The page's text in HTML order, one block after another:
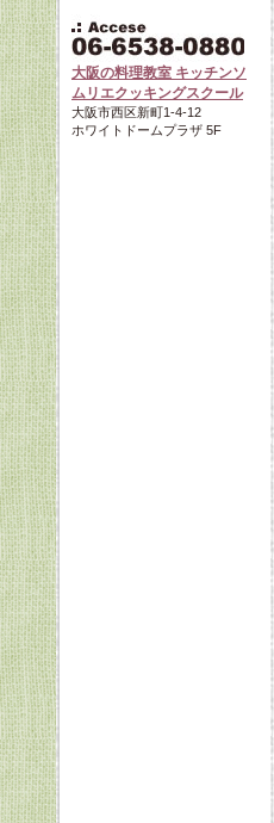
大阪の料理教室 キッチンソ
ムリエクッキングスクール
大阪市西区新町1-4-12
ホワイトドームプラザ 5F